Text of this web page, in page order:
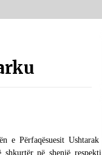
e Përfaqësuesit Ushtarak
në shenjë